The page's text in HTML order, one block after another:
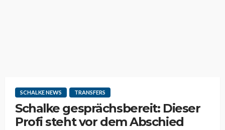
SCHALKE NEWS TRANSFERS
Schalke gesprächsbereit: Dieser
Profi steht vor dem Abschied